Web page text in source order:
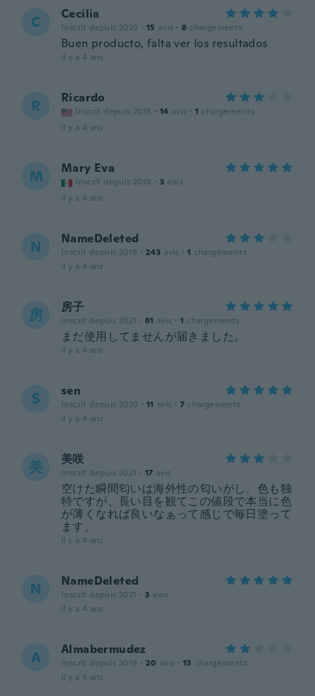
C Cecilia
Inscrit depuis 2020 · 15 avis · 8 chargements
Buen producto, falta ver los resultados
il y a 4 ans
R Ricardo
Inscrit depuis 2018 · 14 avis · 1 chargements
il y a 4 ans
M Mary Eva
Inscrit depuis 2018 · 3 avis
il y a 4 ans
N NameDeleted
Inscrit depuis 2019 · 243 avis · 1 chargements
il y a 4 ans
房 房子
Inscrit depuis 2021 · 81 avis · 1 chargements
まだ使用してませんが届きました。
il y a 4 ans
S sen
Inscrit depuis 2020 · 11 avis · 7 chargements
il y a 4 ans
美 美咲
Inscrit depuis 2021 · 17 avis
空けた瞬間匂いは海外性の匂いがし、色も独
特ですが、長い目を観てこの値段で本当に色
が薄くなれば良いなぁって感じで毎日塗って
ます。
il y a 4 ans
N NameDeleted
Inscrit depuis 2021 · 3 avis
il y a 4 ans
A Almabermudez
Inscrit depuis 2019 · 20 avis · 13 chargements
il y a 4 ans